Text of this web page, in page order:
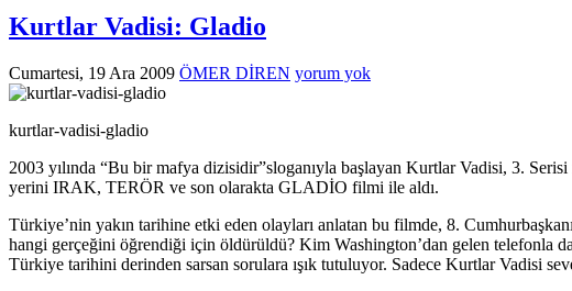
Kurtlar Vadisi: Gladio
Cumartesi, 19 Ara 2009 ÖMER DİREN yorum yok
kurtlar-vadisi-gladio
2003 yılında “Bu bir mafya dizisidir”sloganıyla başlayan Kurtlar Vadisi, 3.
yerini IRAK, TERÖR ve son olarakta GLADİO filmi ile aldı.
Türkiye’nin yakın tarihine etki eden olayları anlatan bu filmde, 8. Cumhurbaşkanı
hangi gerçeğini öğrendiği için öldürüldü? Kim Washington’dan gelen telefonla
Türkiye tarihini derinden sarsan sorulara ışık tutuluyor. Sadece Kurtlar Vadisi